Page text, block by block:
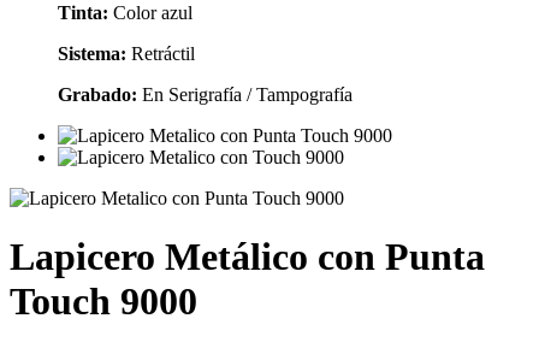
Tinta: Color azul
Sistema: Retráctil
Grabado: En Serigrafía / Tampografía
Lapicero Metálico con Punta
Touch 9000